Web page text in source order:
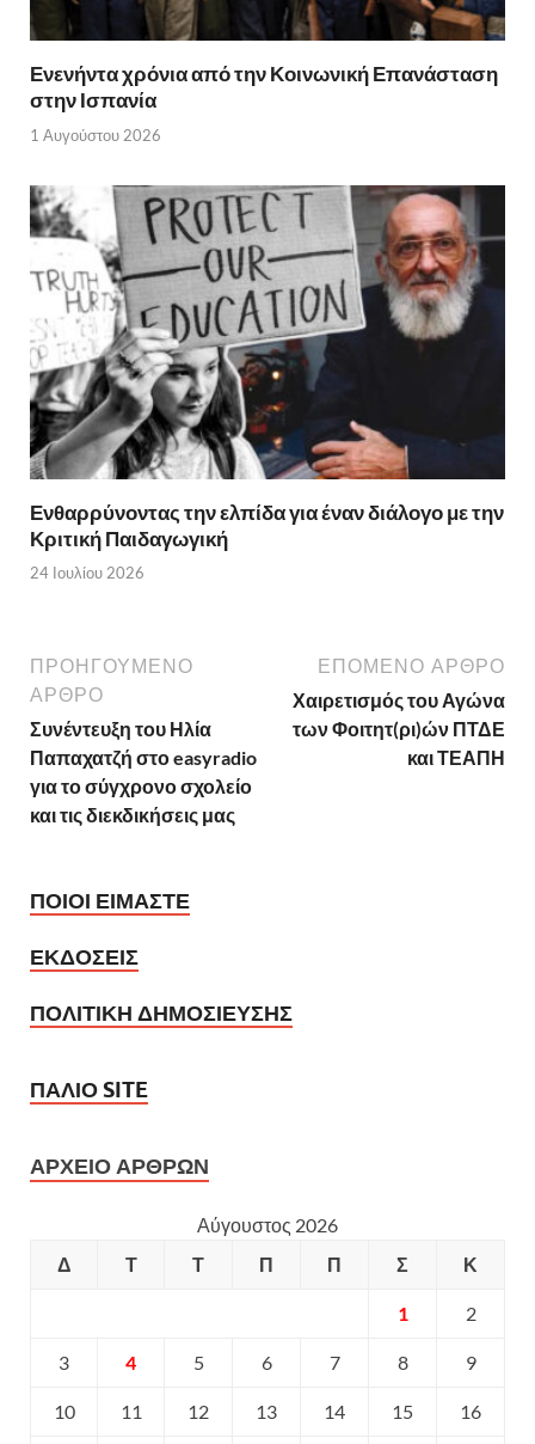
Ενενήντα χρόνια από την Κοινωνική Επανάσταση
στην Ισπανία
1 Αυγούστου 2026
Ενθαρρύνοντας την ελπίδα για έναν διάλογο με την
Κριτική Παιδαγωγική
24 Ιουλίου 2026
ΠΡΟΗΓΟΥΜΕΝΟ
ΑΡΘΡΟ
Συνέντευξη του Ηλία
Παπαχατζή στο easyradio
για το σύγχρονο σχολείο
και τις διεκδικήσεις μας
ΕΠΟΜΕΝΟ ΑΡΘΡΟ
Χαιρετισμός του Αγώνα
των Φοιτητ(ρι)ών ΠΤΔΕ
και ΤΕΑΠΗ
ΠΟΙΟΙ ΕΙΜΑΣΤΕ
ΕΚΔΟΣΕΙΣ
ΠΟΛΙΤΙΚΗ ΔΗΜΟΣΙΕΥΣΗΣ
ΠΑΛΙΟ SITE
ΑΡΧΕΙΟ ΑΡΘΡΩΝ
Αύγουστος 2026
Δ
Τ Τ Π Π Σ Κ
1 2
3 4 5 6 7 8 9
10 11 12 13 14 15 16